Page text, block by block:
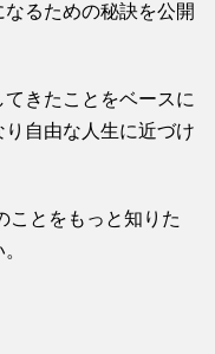
るための秘訣を公開
きたことをベースに
自由な人生に近づけ
ことをもっと知りた